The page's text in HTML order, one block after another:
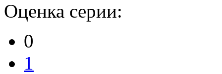
Оценка серии:
0
1